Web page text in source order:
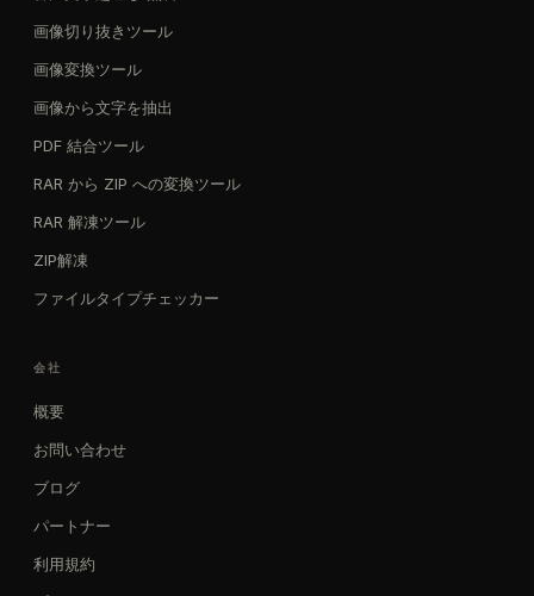
画像切り抜きツール
画像変換ツール
画像から文字を抽出
PDF 結合ツール
RAR から ZIP への変換ツール
RAR 解凍ツール
ZIP解凍
ファイルタイプチェッカー
会社
概要
お問い合わせ
ブログ
パートナー
利用規約